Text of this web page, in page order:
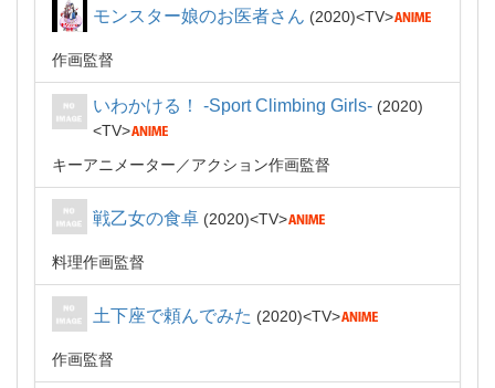
モンスター娘のお医者さん 2020 TV
作画監督
いわかける！ -Sport Climbing Girls-
2020
TV
キーアニメーター
アクション作画監督
戦乙女の食卓 2020 TV
料理作画監督
土下座で頼んでみた 2020 TV
作画監督